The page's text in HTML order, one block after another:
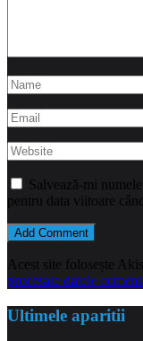
Salvează-mi
pentru data viitoare
Acest site folosește
procesate datele
Ultimele aparitii